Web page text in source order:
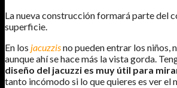
La nueva construcción formará parte del
superficie.
En los jacuzzisno pueden entrar los niños,
aunque ahí se hace más la vista gorda.
diseño del jacuzzi es muy útil para
tanto incómodo si lo que quieres es ver el